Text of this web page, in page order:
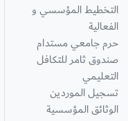
التخطيط المؤسسي و
الفعالية
حرم جامعي مستدام
صندوق ثامر للتكافل
التعليمي
تسجيل الموردين
الوثائق المؤسسية